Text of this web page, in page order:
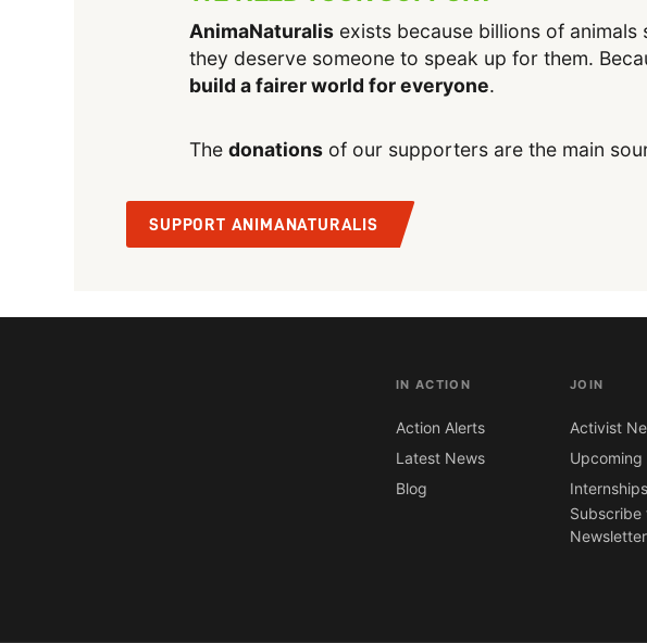
AnimaNaturalisexists because billions of animals
they deserve someone to speak up for them.
build a fairer world for everyone.
The donationsof our supporters are the main
SUPPORT ANIMANATURALIS
IN ACTION
Action Alerts
Latest News
Blog
JOIN
Activist
Upcoming
Internships
Subscribe
Newsletter